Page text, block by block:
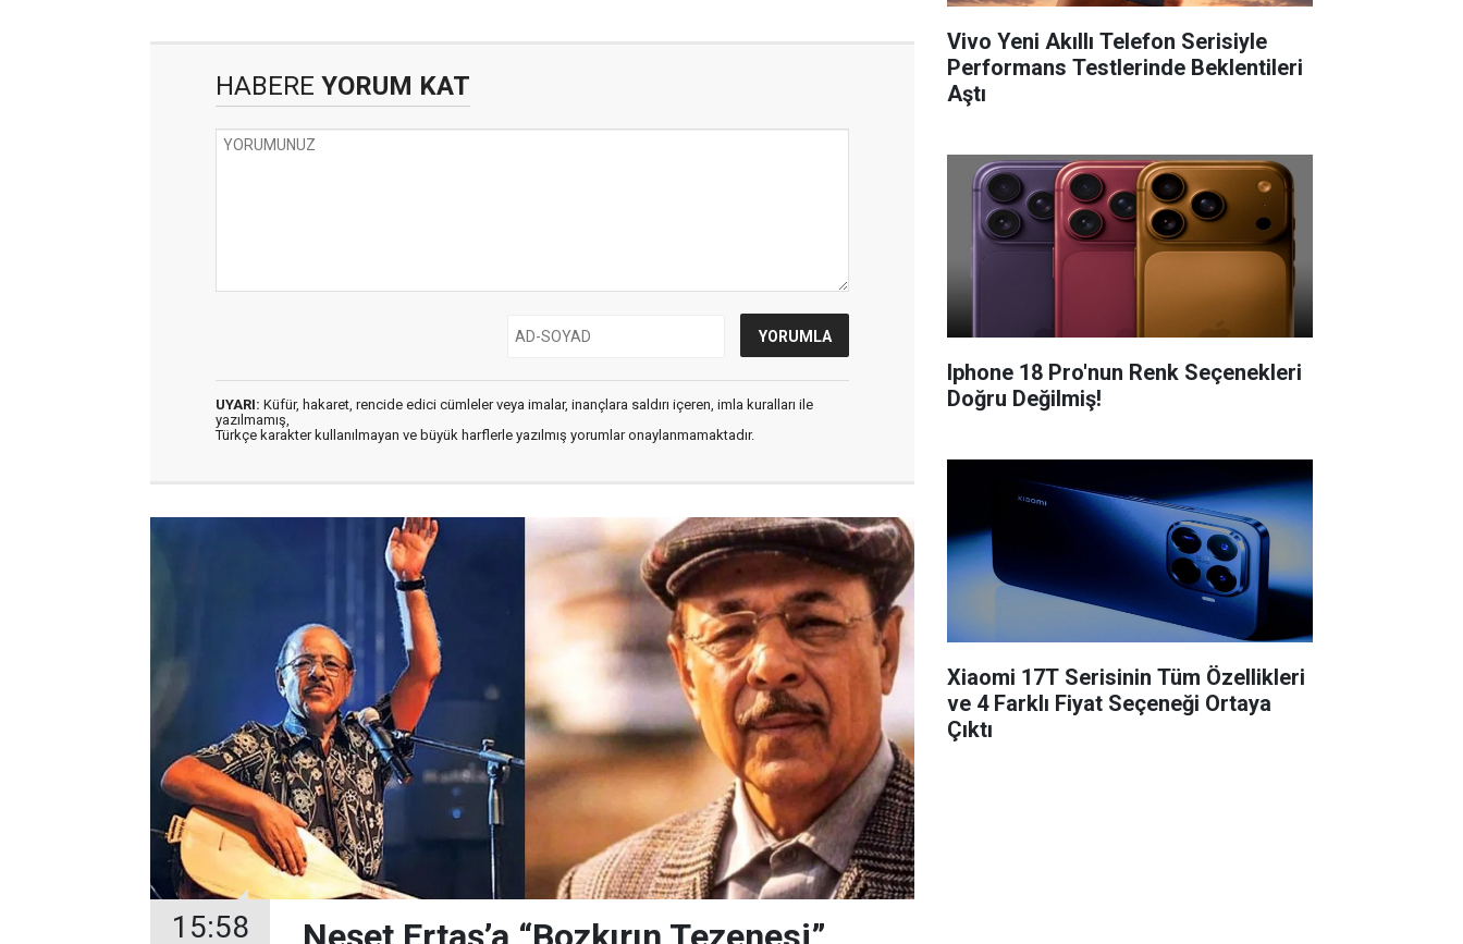
HABERE YORUM KAT
UYARI: Küfür, hakaret, rencide edici cümleler veya imalar, inançlara saldırı içeren, imla kuralları ile
yazılmamış,
Türkçe karakter kullanılmayan ve büyük harflerle yazılmış yorumlar onaylanmamaktadır.
15:58
Vivo Yeni Akıllı Telefon Serisiyle
Performans Testlerinde Beklentileri
Aştı
Iphone 18 Pro'nun Renk Seçenekleri
Doğru Değilmiş!
Xiaomi 17T Serisinin Tüm Özellikleri
ve 4 Farklı Fiyat Seçeneği Ortaya
Çıktı